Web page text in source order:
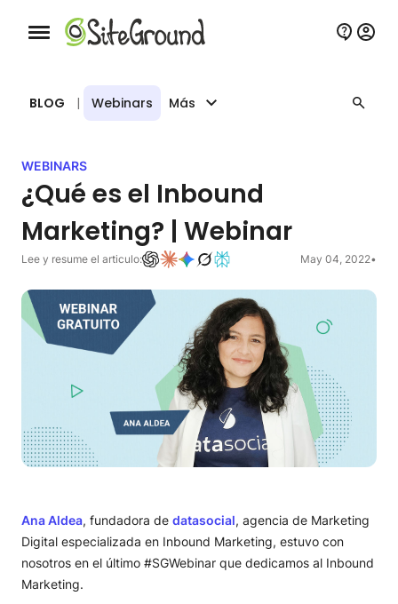
Botón de navegación móvil
BLOG | Webinars Más
WEBINARS
¿Qué es el Inbound
Marketing? | Webinar
Lee y resume el articulo: May 04, 2022•
Ana Aldea, fundadora de datasocial, agencia de Marketing
Digital especializada en Inbound Marketing, estuvo con
nosotros en el último #SGWebinar que dedicamos al Inbound
Marketing.